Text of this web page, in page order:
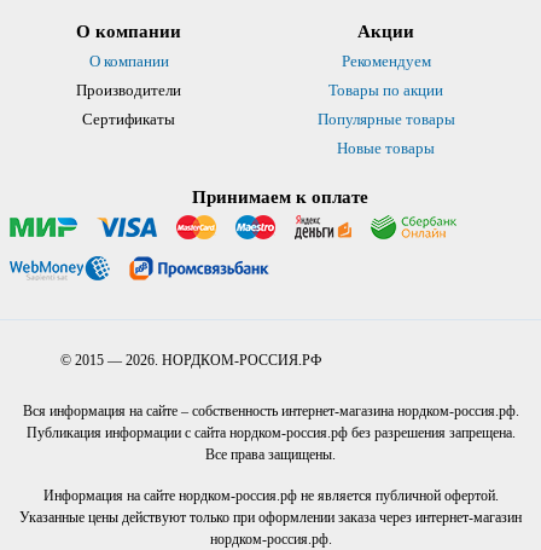
О компании
О компании
Производители
Сертификаты
Акции
Рекомендуем
Товары по акции
Популярные товары
Новые товары
Принимаем к оплате
© 2015 — 2026. НОРДКОМ-РОССИЯ.РФ
Вся информация на сайте – собственность интернет-магазина нордком-россия.рф.
Публикация информации с сайта нордком-россия.рф без разрешения запрещена.
Все права защищены.
Информация на сайте нордком-россия.рф не является публичной офертой.
Указанные цены действуют только при оформлении заказа через интернет-магазин
нордком-россия.рф.